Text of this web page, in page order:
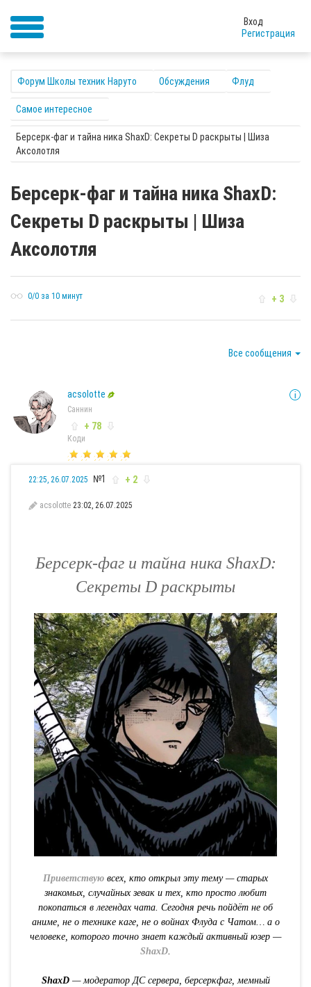
Вход
Регистрация
Форум Школы техник Наруто Обсуждения Флуд
Самое интересное
Берсерк-фаг и тайна ника ShaxD: Секреты D раскрыты | Шиза
Аксолотля
Берсерк-фаг и тайна ника ShaxD:
Секреты D раскрыты | Шиза
Аксолотля
0/0 за 10 минут + 3
Все сообщения
acsolotte
Саннин
+ 78
Коди
22:25, 26.07.2025 №1 + 2
acsolotte 23:02, 26.07.2025
Берсерк-фаг и тайна ника ShaxD:
Секреты D раскрыты
Приветствую всех, кто открыл эту тему — старых
знакомых, случайных зевак и тех, кто просто любит
покопаться в легендах чата. Сегодня речь пойдёт не об
аниме, не о технике каге, не о войнах Флуда с Чатом… а о
человеке, которого точно знает каждый активный юзер —
ShaxD.
ShaxD— модератор ДС сервера, берсеркфаг, мемный